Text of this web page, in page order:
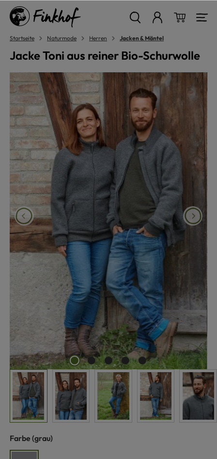
springen
Startseite Naturmode Herren Jacken & Mäntel
Jacke Toni aus reiner Bio-Schurwolle
Bildergalerie überspringen
Farbe auswählen
(grau)